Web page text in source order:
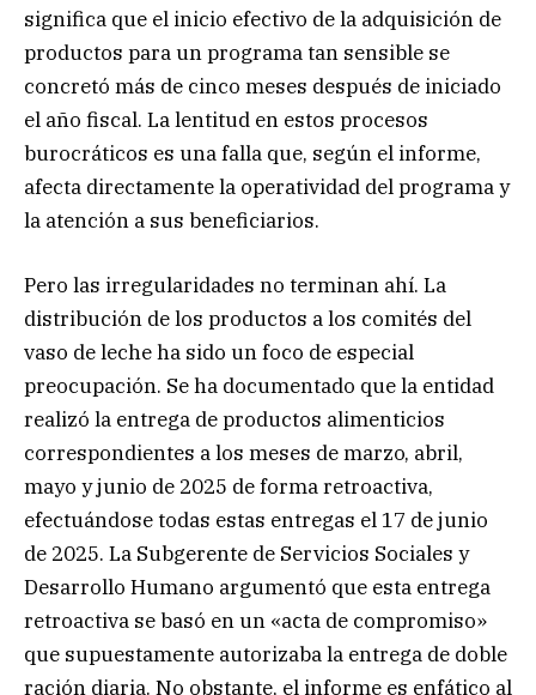
significa que el inicio efectivo de la adquisición de
productos para un programa tan sensible se
concretó más de cinco meses después de iniciado
el año fiscal. La lentitud en estos procesos
burocráticos es una falla que, según el informe,
afecta directamente la operatividad del programa y
la atención a sus beneficiarios.
Pero las irregularidades no terminan ahí. La
distribución de los productos a los comités del
vaso de leche ha sido un foco de especial
preocupación. Se ha documentado que la entidad
realizó la entrega de productos alimenticios
correspondientes a los meses de marzo, abril,
mayo y junio de 2025 de forma retroactiva,
efectuándose todas estas entregas el 17 de junio
de 2025. La Subgerente de Servicios Sociales y
Desarrollo Humano argumentó que esta entrega
retroactiva se basó en un «acta de compromiso»
que supuestamente autorizaba la entrega de doble
ración diaria. No obstante, el informe es enfático al